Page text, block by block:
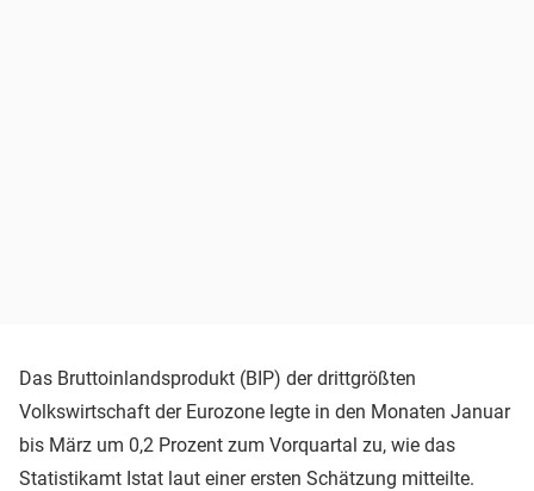
Das Bruttoinlandsprodukt (BIP) der drittgrößten
Volkswirtschaft der Eurozone legte in den Monaten Januar
bis März um 0,2 Prozent zum Vorquartal zu, wie das
Statistikamt Istat laut einer ersten Schätzung mitteilte.